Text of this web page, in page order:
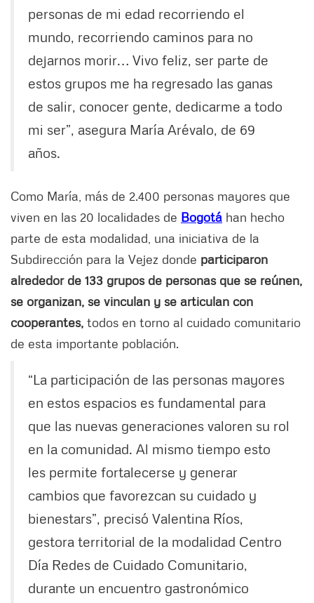
personas de mi edad recorriendo el
mundo, recorriendo caminos para no
dejarnos morir… Vivo feliz, ser parte de
estos grupos me ha regresado las ganas
de salir, conocer gente, dedicarme a todo
mi ser”, asegura María Arévalo, de 69
años.
Como María, más de 2.400 personas mayores que
viven en las 20 localidades de Bogotá han hecho
parte de esta modalidad, una iniciativa de la
Subdirección para la Vejez donde participaron
alrededor de 133 grupos de personas que se reúnen,
se organizan, se vinculan y se articulan con
cooperantes, todos en torno al cuidado comunitario
de esta importante población.
“La participación de las personas mayores
en estos espacios es fundamental para
que las nuevas generaciones valoren su rol
en la comunidad. Al mismo tiempo esto
les permite fortalecerse y generar
cambios que favorezcan su cuidado y
bienestars”, precisó Valentina Ríos,
gestora territorial de la modalidad Centro
Día Redes de Cuidado Comunitario,
durante un encuentro gastronómico